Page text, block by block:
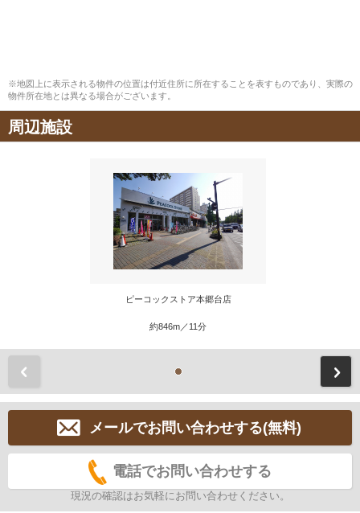
※地図上に表示される物件の位置は付近住所に所在することを表すものであり、実際の
物件所在地とは異なる場合がございます。
周辺施設
ピーコックストア本郷台店
約846m／11分
メールでお問い合わせする(無料)
電話でお問い合わせする
現況の確認はお気軽にお問い合わせください。